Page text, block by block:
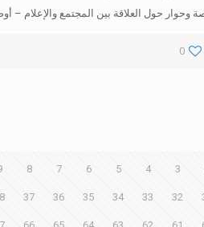
حول العلاقة بين المجتمع والإعلام –
0
3
4
5
6
7
8
32
33
34
35
36
37